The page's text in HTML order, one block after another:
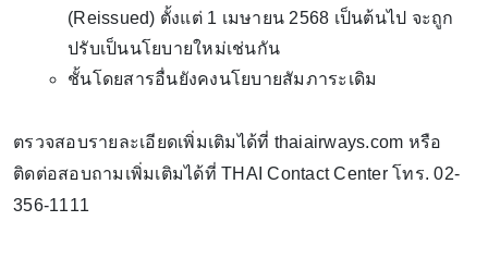
(Reissued) ตั้งแต่ 1 เมษายน 2568 เป็นต้นไป จะถูก
ปรับเป็นนโยบายใหม่เช่นกัน
ชั้นโดยสารอื่นยังคงนโยบายสัมภาระเดิม
ตรวจสอบรายละเอียดเพิ่มเติมได้ที่ thaiairways.com หรือ
ติดต่อสอบถามเพิ่มเติมได้ที่ THAI Contact Center โทร. 02-
356-1111